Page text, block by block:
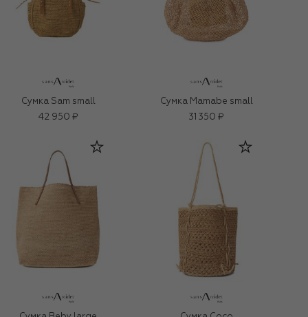
Сумка Sam small
42 950 ₽
Сумка Mamabe small
31 350 ₽